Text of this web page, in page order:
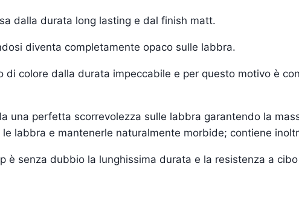
dalla durata long lasting e dal finish matt.
diventa completamente opaco sulle labbra.
colore dalla durata impeccabile e per questo motivo è
una perfetta scorrevolezza sulle labbra garantendo la
labbra e mantenerle naturalmente morbide; contiene
è senza dubbio la lunghissima durata e la resistenza a